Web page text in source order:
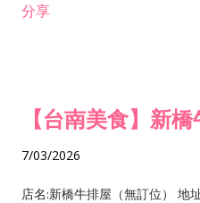
發業 H703090 不動產買賣業
分享
【台南美食】新
7/03/2026
店名:新橋牛排屋（無訂位） 地